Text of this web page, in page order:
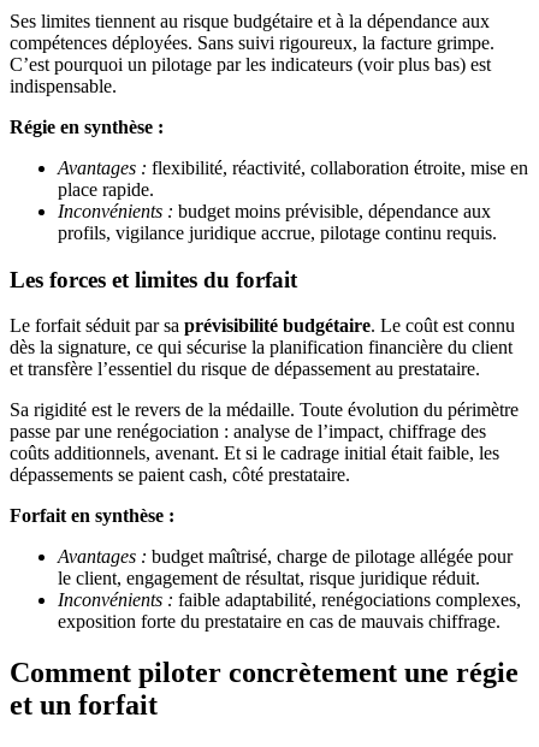
Ses limites tiennent au risque budgétaire et à la dépendance aux
compétences déployées. Sans suivi rigoureux, la facture grimpe.
C’est pourquoi un pilotage par les indicateurs (voir plus bas) est
indispensable.
Régie en synthèse :
Avantages : flexibilité, réactivité, collaboration étroite, mise en
place rapide.
Inconvénients : budget moins prévisible, dépendance aux
profils, vigilance juridique accrue, pilotage continu requis.
Les forces et limites du forfait
Le forfait séduit par sa prévisibilité budgétaire. Le coût est connu
dès la signature, ce qui sécurise la planification financière du client
et transfère l’essentiel du risque de dépassement au prestataire.
Sa rigidité est le revers de la médaille. Toute évolution du périmètre
passe par une renégociation : analyse de l’impact, chiffrage des
coûts additionnels, avenant. Et si le cadrage initial était faible, les
dépassements se paient cash, côté prestataire.
Forfait en synthèse :
Avantages : budget maîtrisé, charge de pilotage allégée pour
le client, engagement de résultat, risque juridique réduit.
Inconvénients : faible adaptabilité, renégociations complexes,
exposition forte du prestataire en cas de mauvais chiffrage.
Comment piloter concrètement une régie
et un forfait